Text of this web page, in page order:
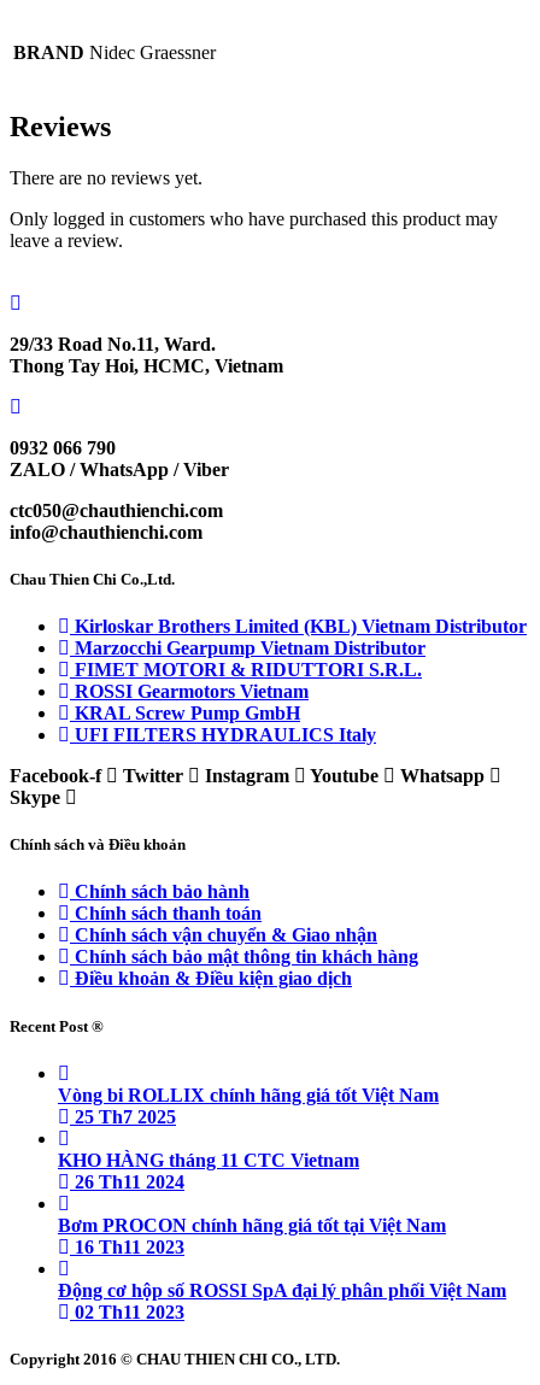
BRAND Nidec Graessner
Reviews
There are no reviews yet.
Only logged in customers who have purchased this product may
leave a review.
29/33 Road No.11, Ward.
Thong Tay Hoi, HCMC, Vietnam
0932 066 790
ZALO / WhatsApp / Viber
ctc050@chauthienchi.com
info@chauthienchi.com
Chau Thien Chi Co.,Ltd.
Kirloskar Brothers Limited (KBL) Vietnam Distributor
Marzocchi Gearpump Vietnam Distributor
FIMET MOTORI & RIDUTTORI S.R.L.
ROSSI Gearmotors Vietnam
KRAL Screw Pump GmbH
UFI FILTERS HYDRAULICS Italy
Facebook-f
Twitter Instagram Youtube
Whatsapp
Skype
Chính sách và Điều khoản
Chính sách bảo hành
Chính sách thanh toán
Chính sách vận chuyển & Giao nhận
Chính sách bảo mật thông tin khách hàng
Điều khoản & Điều kiện giao dịch
Recent Post ®
Vòng bi ROLLIX chính hãng giá tốt Việt Nam
25 Th7 2025
KHO HÀNG tháng 11 CTC Vietnam
26 Th11 2024
Bơm PROCON chính hãng giá tốt tại Việt Nam
16 Th11 2023
Động cơ hộp số ROSSI SpA đại lý phân phối Việt Nam
02 Th11 2023
Copyright 2016 © CHAU THIEN CHI CO., LTD.